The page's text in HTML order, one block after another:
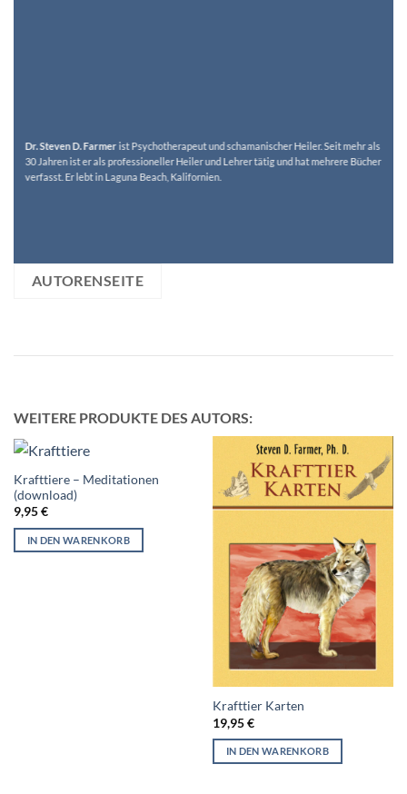
Dr. Steven D. Farmer ist Psychotherapeut und schamanischer Heiler. Seit mehr als
30 Jahren ist er als professioneller Heiler und Lehrer tätig und hat mehrere Bücher
verfasst. Er lebt in Laguna Beach, Kalifornien.
AUTORENSEITE
WEITERE PRODUKTE DES AUTORS:
Krafttiere – Meditationen
(download)
9,95€
IN DEN WARENKORB
Krafttier Karten
19,95€
IN DEN WARENKORB